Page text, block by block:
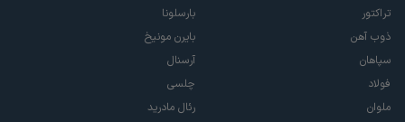
تراکتور
ذوب آهن
سپاهان
فولاد
ملوان
بارسلونا
بایرن مونیخ
آرسنال
چلسی
رئال مادرید